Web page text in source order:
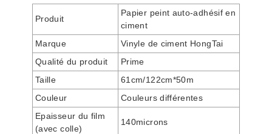
Produit
Papier peint auto-adhésif en
ciment
Marque
Vinyle de ciment HongTai
Qualité du produit
Prime
Taille
61cm/122cm*50m
Couleur
Couleurs différentes
Epaisseur du film
(avec colle)
140microns